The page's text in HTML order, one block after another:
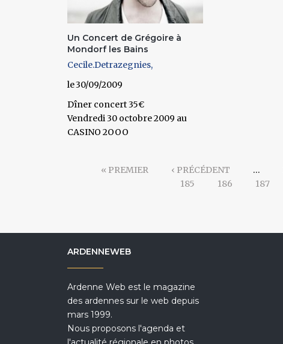
Un Concert de Grégoire à
Mondorf les Bains
Cecile.Detrazegnies
30/09/2009
Dîner concert 35€
Vendredi 30 octobre 2009 au
CASINO 2OOO
« PREMIER ‹ PRÉCÉDENT …
185
186 187
ARDENNEWEB
Ardenne Web est le magazine
des ardennes sur le web depuis
mars 1999.
Nous proposons l'agenda et